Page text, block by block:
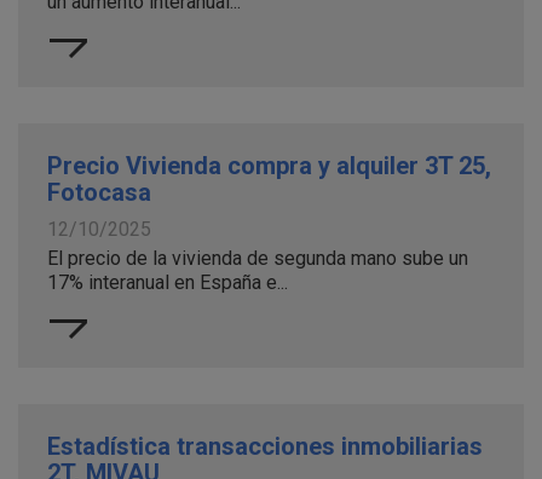
Precio Vivienda compra y alquiler 3T 25,
Fotocasa
12/10/2025
El precio de la vivienda de segunda mano sube un
17% interanual en España e...
Estadística transacciones inmobiliarias
2T, MIVAU